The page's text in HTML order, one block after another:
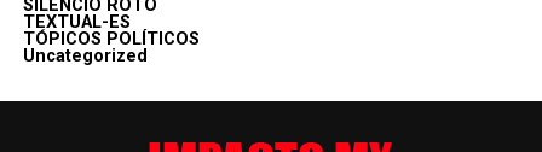
SILENCIO ROTO
TEXTUAL-ES
TÓPICOS POLÍTICOS
Uncategorized